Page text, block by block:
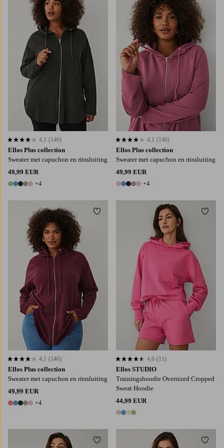
Ellos Plus collection
Sweater met capuchon en ritssluiting
49,99 EUR
9 kleuren
+4
4,1 op basis van 146 beoordelingen
4,1 (146)
3XL 4XL
Ellos Plus collection
Sweater met capuchon en ritssluiting
49,99 EUR
9 kleuren
+4
4,1 op basis van 146 beoordelingen
4,1 (146)
2XL3XL 4XL
Ellos Plus collection
Sweater met capuchon en ritssluiting
49,99 EUR
9 kleuren
+4
4,1 op basis van 146 beoordelingen
4,1 (146)
Toevoegen aan favorieten
2XL3XL 4XL
Ellos STUDIO
Trainingshoodie Oversized Cropped
Sweat Hoodie
44,99 EUR
4 kleuren
4,6 op basis van 11 beoordelingen
4,6 (11)
Toevoegen aan favorieten